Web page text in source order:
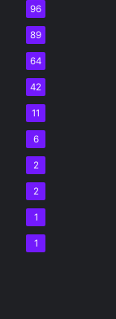
96
89
64
42
11
6
2
2
1
1